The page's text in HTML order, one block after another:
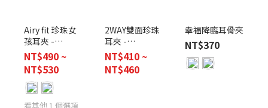
Airy fit 珍珠女
孩耳夾 -
4mm&6mm&8mm
NT$490 ~
NT$530
看其他 1 個選項
2WAY雙面珍珠
耳夾 -
6mm&8mm
NT$410 ~
NT$460
幸福降臨耳骨夾
NT$370